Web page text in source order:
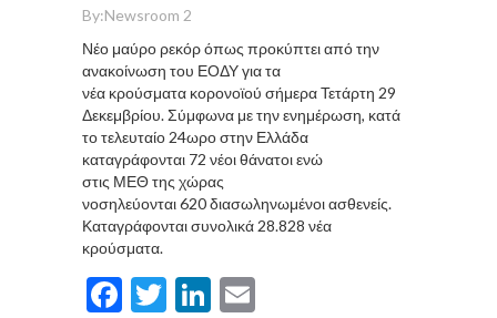
By:Newsroom 2
Νέο μαύρο ρεκόρ όπως προκύπτει από την
ανακοίνωση του ΕΟΔΥ για τα
νέα κρούσματα κορονοϊού σήμερα Τετάρτη 29
Δεκεμβρίου. Σύμφωνα με την ενημέρωση, κατά
το τελευταίο 24ωρο στην Ελλάδα
καταγράφονται 72 νέοι θάνατοι ενώ
στις ΜΕΘ της χώρας
νοσηλεύονται 620 διασωληνωμένοι ασθενείς.
Καταγράφονται συνολικά 28.828 νέα
κρούσματα.
Facebook
TwitterLinkedIn